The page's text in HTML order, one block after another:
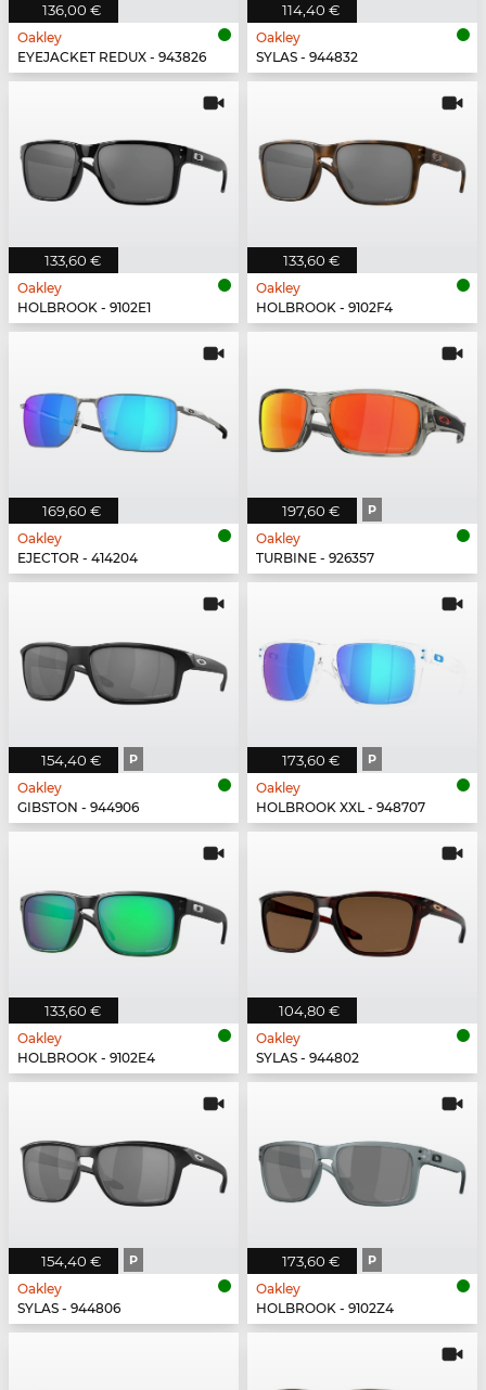
136,00 €
Oakley
EYEJACKET REDUX - 943826
114,40 €
Oakley
SYLAS - 944832
133,60 €
Oakley
HOLBROOK - 9102E1
133,60 €
Oakley
HOLBROOK - 9102F4
169,60 €
Oakley
EJECTOR - 414204
197,60 € P
Oakley
TURBINE - 926357
154,40 € P
Oakley
GIBSTON - 944906
173,60 € P
Oakley
HOLBROOK XXL - 948707
133,60 €
Oakley
HOLBROOK - 9102E4
104,80 €
Oakley
SYLAS - 944802
154,40 € P
Oakley
SYLAS - 944806
173,60 € P
Oakley
HOLBROOK - 9102Z4